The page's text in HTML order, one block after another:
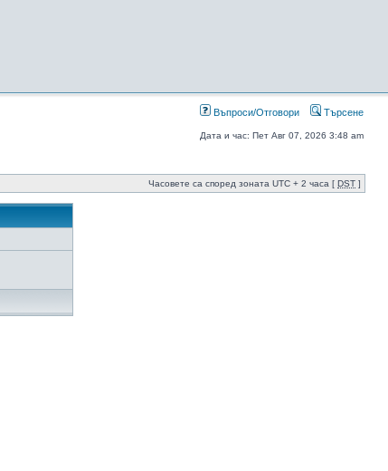
Въпроси/Отговори Търсене
Дата и час: Пет Авг 07, 2026 3:48 am
Часовете са според зоната UTC + 2 часа [ DST ]